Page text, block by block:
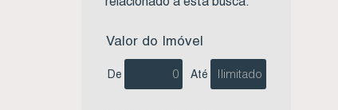
Valor do Imóvel
De Até